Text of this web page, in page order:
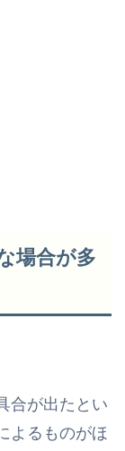
場合が多
合が出たとい
よるものがほ